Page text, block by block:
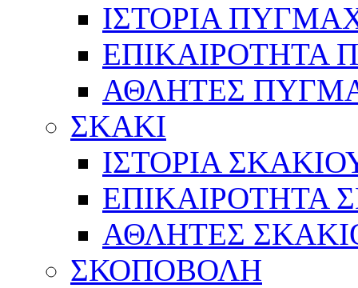
ΙΣΤΟΡΙΑ
ΕΠΙΚΑΙΡΟΤΗΤΑ
ΑΘΛΗΤΕΣ
ΣΚΑΚΙ
ΙΣΤΟΡΙΑ
ΕΠΙΚΑΙΡΟΤΗΤΑ
ΑΘΛΗΤΕΣ
ΣΚΟΠΟΒΟΛΗ